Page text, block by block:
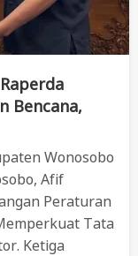
Bencana,
Wonosobo
Afif
Peraturan
Tata
Ketiga